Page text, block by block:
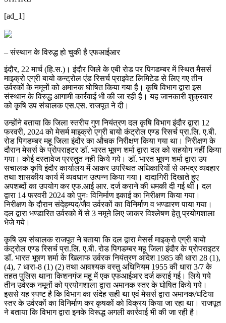
[ad_1]
– संस्थान के विरुद्ध हो चुकी है एफआईआर
इंदौर, 22 मार्च (हि.स.)। इंदौर जिले के एबी रोड पर पिगडम्बर में स्थित मैसर्स
माइक्रो एग्री बायो कन्ट्रोल एंड रिसर्च प्राइवेट लिमिटेड से लिए गए तीन
उर्वरकों के नमूनों को अमानक घोषित किया गया है। कृषि विभाग द्वारा इस
संस्थान के विरुद्ध आगामी कार्रवाई भी की जा रही है। यह जानकारी शुक्रवार
को कृषि उप संचालक एस.एस. राजपूत ने दी।
उन्होंने बताया कि जिला स्तरीय गुण नियंत्रण दल कृषि विभाग इंदौर द्वारा 12
फरवरी, 2024 को मेसर्म माइक्रो एग्री बायो कंट्रोल एण्ड रिसर्च प्रा.लि. ए.बी.
रोड पिगडम्बर महू जिला इंदौर का औचक निरीक्षण किया गया था। निरीक्षण के
दौरान मेसर्स के प्रोपराइटर डॉ. भारत भूषण शर्मा द्वारा दल को सहयोग नहीं किया
गया। कोई दस्तावेज प्रस्तुत नही किये गये। डॉ. भारत भूषण शर्मा द्वारा उप
सचालक कृषि इंदौर कार्यालय में आकर उपस्थित अधिकारियों से अभद्र व्यवहार
तथा शासकीय कार्य में व्यवधान उत्पन्न किया गया। दादागिरी दिखाते हुए
अपशब्दों का उपयोग कर एफ.आई आर. दर्ज कराने की धमकी दी गई थी। दल
द्वारा 14 फरवरी 2024 को पुनः विनिर्माण इकाई का निरीक्षण किया गया।
निरीक्षण के दौरान संदेहम्पद/जैव उर्वरकों का विनिर्माण व भण्डारण पाया गया।
दल द्वारा भण्डारित उर्वरको में से 3 नमूने लिए जाकर विश्लेषण हेतु प्रयोगशाला
भेजे गये।
कृषि उप संचालक राजपूत ने बताया कि दल द्वारा मेसर्स माइक्रो एग्री बायो
कंट्रोल एण्ड रिसर्च प्रा.लि. ए.बी. रोड पिगडम्बर महू जिला इंदौर के प्रोपराइटर
डॉ. भारत भूषण शर्मा के खिलाफ उर्वरक नियंत्रण आदेश 1985 की धारा 28 (1),
(4), 7 धारा-8 (1) (2) तथा आवश्यक वस्तु अधिनियम 1955 की धारा 3/7 के
तहत पुलिस थाना किशनगंज महू में एक एफआईआर दर्ज कराई गई। लिये गये
तीन उर्वरक नमूनों को प्रयोगशाला द्वारा अमानक स्तर के घोषित किये गये।
इससे यह स्पष्ट है कि विभाग का संदेह सही था एवं मेसर्स द्वारा अमानक/घटिया
स्तर के उर्वरकों का विनिर्माण कर कृषकों को विक्रय किया जा रहा था। राजपूत
ने बताया कि विभाग द्वारा इनके विरूद्ध अगली कार्रवाई भी की जा रही है।